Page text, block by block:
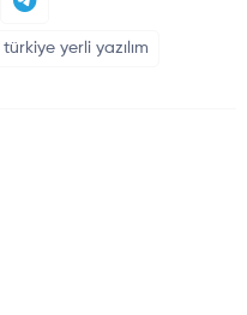
türkiye yerli yazılım